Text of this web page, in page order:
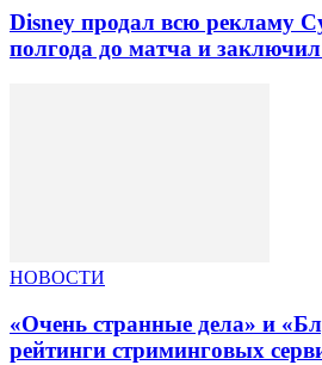
Disney продал всю рекламу
полгода до матча и
НОВОСТИ
«Очень странные дела» и
рейтинги стриминговых